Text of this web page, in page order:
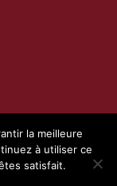
| Création
la meilleure
à utiliser ce
satisfait.